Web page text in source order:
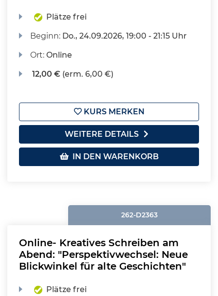
Plätze frei
Beginn: Do., 24.09.2026, 19:00 - 21:15 Uhr
Ort:Online
12,00 € (erm. 6,00 €)
KURS MERKEN
WEITERE DETAILS
IN DEN WARENKORB
262-D2363
Online- Kreatives Schreiben am
Abend: "Perspektivwechsel: Neue
Blickwinkel für alte Geschichten"
Plätze frei